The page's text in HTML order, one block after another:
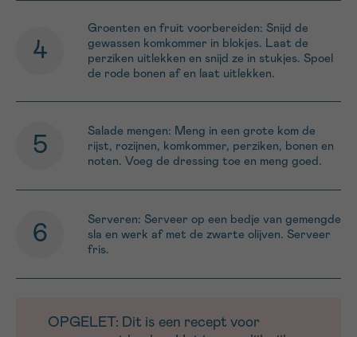
Groenten en fruit voorbereiden: Snijd de
gewassen komkommer in blokjes. Laat de
perziken uitlekken en snijd ze in stukjes. Spoel
de rode bonen af en laat uitlekken.
Salade mengen: Meng in een grote kom de
rijst, rozijnen, komkommer, perziken, bonen en
noten. Voeg de dressing toe en meng goed.
Serveren: Serveer op een bedje van gemengde
sla en werk af met de zwarte olijven. Serveer
fris.
OPGELET: Dit is een recept voor